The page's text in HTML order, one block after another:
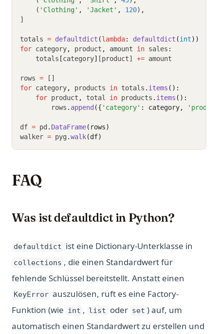
    (
'Clothing' , 'Jacket' , 120) ,
]
totals = defaultdict (lambda: defaultdict (int))
for category, product , amount in sales :
    totals
[category] [product] += amount
rows = []
for category, products in totals . items ():
for product , total in products . items ():
        rows
. append ({ 'category' : category,
df = pd . DataFrame(rows)
walker = pyg .walk(df)
FAQ
Was ist defaultdict in Python?
defaultdict ist eine Dictionary-Unterklasse in
collections , die einen Standardwert für
fehlende Schlüssel bereitstellt. Anstatt einen
KeyError auszulösen, ruft es eine Factory-
Funktion (wie int , list oder set ) auf, um
automatisch einen Standardwert zu erstellen und